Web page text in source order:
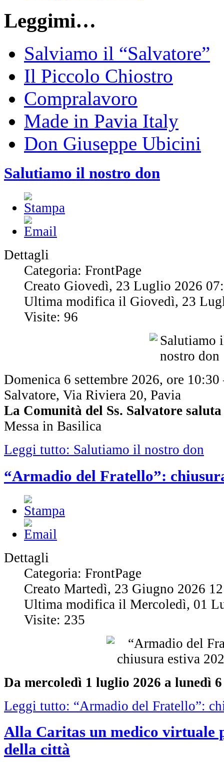
Leggimi…
Salviamo il “Salvatore”
Il Piccolo Chiostro
Compralavoro
Made in Pavia Italy
Don Giuseppe Ubicini
Salutiamo il nostro don
Dettagli
Categoria: FrontPage
Creato Giovedì, 23 Luglio 2026
Ultima modifica il Giovedì, 23
Visite: 96
Domenica 6 settembre 2026, ore
Salvatore, Via Riviera 20, Pavia
La Comunità del Ss. Salvatore
Messa in Basilica
Leggi tutto: Salutiamo il nostro don
“Armadio del Fratello”:
Dettagli
Categoria: FrontPage
Creato Martedì, 23 Giugno 2026
Ultima modifica il Mercoledì, 01
Visite: 235
Da mercoledì 1 luglio 2026 a lunedì
Leggi tutto: “Armadio del Fratello”:
Alla Caritas un medico virtuale
della città